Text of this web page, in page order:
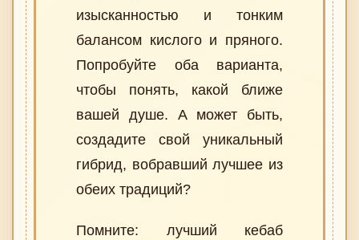
изысканностью и тонким
балансом кислого и пряного.
Попробуйте оба варианта,
чтобы понять, какой ближе
вашей душе. А может быть,
создадите свой уникальный
гибрид, вобравший лучшее из
обеих традиций?
Помните: лучший кебаб